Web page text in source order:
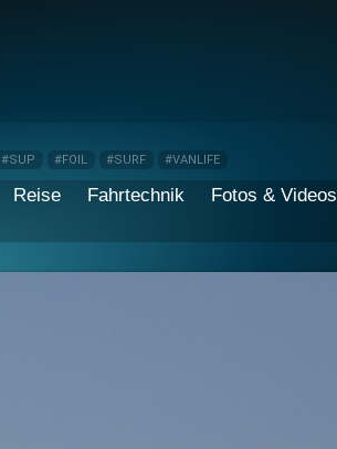
#SUP #FOIL #SURF #VANLIFE
Reise Fahrtechnik Fotos & Videos